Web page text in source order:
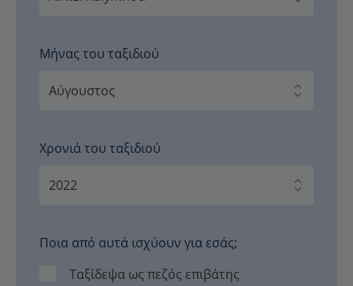
Μήνας του ταξιδιού
Χρονιά του ταξιδιού
Ποια από αυτά ισχύουν για εσάς;
Ταξίδεψα ως πεζός επιβάτης